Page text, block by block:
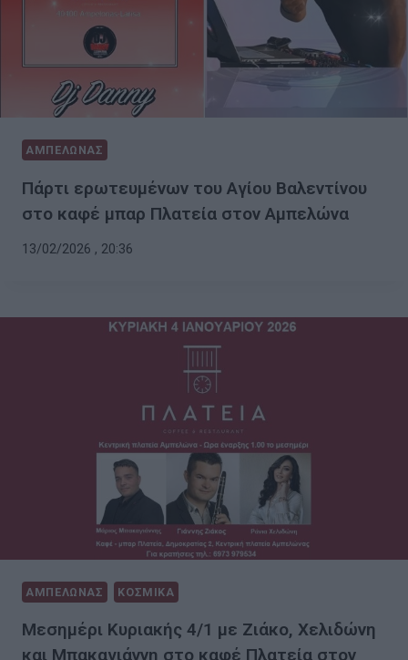
ΑΜΠΕΛΩΝΑΣ
Πάρτι ερωτευμένων του Αγίου Βαλεντίνου
στο καφέ μπαρ Πλατεία στον Αμπελώνα
13/02/2026 , 20:36
ΑΜΠΕΛΩΝΑΣ ΚΟΣΜΙΚΑ
Μεσημέρι Κυριακής 4/1 με Ζιάκο, Χελιδώνη
και Μπακαγιάννη στο καφέ Πλατεία στον